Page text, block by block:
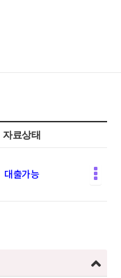
자료상태
대출가능